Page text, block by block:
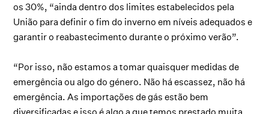
os 30%, “ainda dentro dos limites estabelecidos pela
União para definir o fim do inverno em níveis adequados e
garantir o reabastecimento durante o próximo verão”.
“Por isso, não estamos a tomar quaisquer medidas de
emergência ou algo do género. Não há escassez, não há
emergência. As importações de gás estão bem
diversificadas e isso é algo a que temos prestado muita